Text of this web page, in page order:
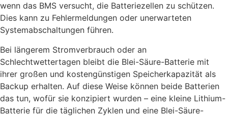
wenn das BMS versucht, die Batteriezellen zu schützen.
Dies kann zu Fehlermeldungen oder unerwarteten
Systemabschaltungen führen.
Bei längerem Stromverbrauch oder an
Schlechtwettertagen bleibt die Blei-Säure-Batterie mit
ihrer großen und kostengünstigen Speicherkapazität als
Backup erhalten. Auf diese Weise können beide Batterien
das tun, wofür sie konzipiert wurden – eine kleine Lithium-
Batterie für die täglichen Zyklen und eine Blei-Säure-